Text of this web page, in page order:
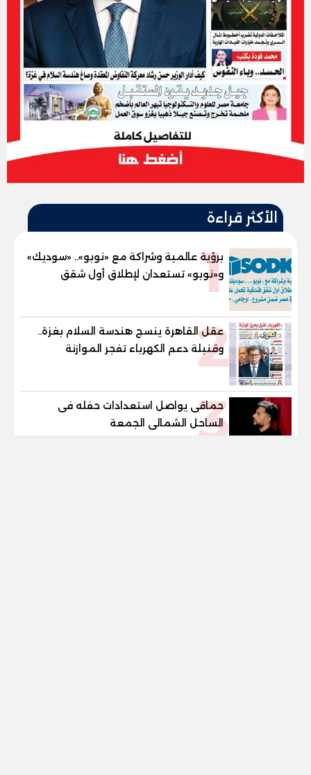
الأكثر قراءة
1
برؤية عالمية وشراكة مع «نوبو».. «سوديك»
و«نوبو» تستعدان لإطلاق أول شقق
فندقية تحمل علامة "نوبو" العالمية في
2
عقل القاهرة ينسج هندسة السلام بغزة..
وقنبلة دعم الكهرباء تفجر الموازنة
3
حماقى يواصل استعدادات حفله فى
الساحل الشمالى الجمعة